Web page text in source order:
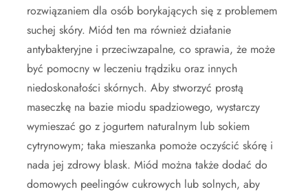
rozwiązaniem dla osób borykających się z problemem
suchej skóry. Miód ten ma również działanie
antybakteryjne i przeciwzapalne, co sprawia, że może
być pomocny w leczeniu trądziku oraz innych
niedoskonałości skórnych. Aby stworzyć prostą
maseczkę na bazie miodu spadziowego, wystarczy
wymieszać go z jogurtem naturalnym lub sokiem
cytrynowym; taka mieszanka pomoże oczyścić skórę i
nada jej zdrowy blask. Miód można także dodać do
domowych peelingów cukrowych lub solnych, aby